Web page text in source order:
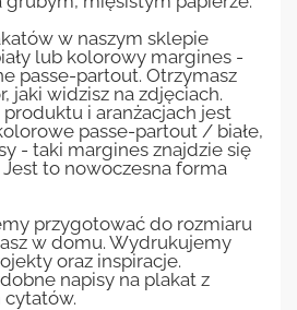
w naszym sklepie
lub kolorowy margines -
passe-partout. Otrzymasz
jaki widzisz na zdjęciach.
i aranżacjach jest
passe-partout / białe,
- taki margines znajdzie się
to nowoczesna forma
przygotować do rozmiaru
w domu. Wydrukujemy
oraz inspiracje.
napisy na plakat z